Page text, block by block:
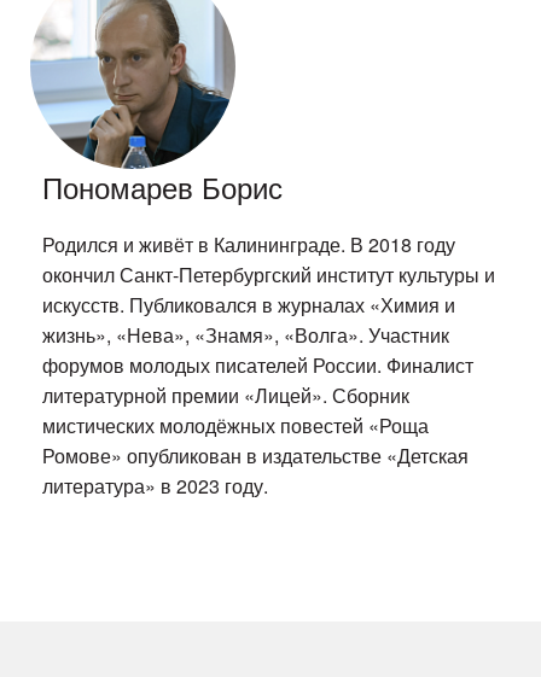
Пономарев Борис
Родился и живёт в Калининграде. В 2018 году
окончил Санкт-Петербургский институт культуры и
искусств. Публиковался в журналах «Химия и
жизнь», «Нева», «Знамя», «Волга». Участник
форумов молодых писателей России. Финалист
литературной премии «Лицей». Сборник
мистических молодёжных повестей «Роща
Ромове» опубликован в издательстве «Детская
литература» в 2023 году.